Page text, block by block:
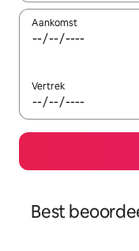
Aankomst
Vertrek
Best